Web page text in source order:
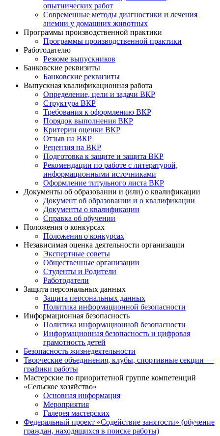
опытнических работ
Современные методы диагностики и лечения
анемии у домашних животных
Программы производственной практики
Программы производственной практики
Работодателю
Резюме выпускников
Банковские реквизиты
Банковские реквизиты
Выпускная квалификационная работа
Определение, цели и задачи ВКР
Структура ВКР
Требования к оформлению ВКР
Порядок выполнения ВКР
Критерии оценки ВКР
Отзыв на ВКР
Рецензия на ВКР
Подготовка к защите и защита ВКР
Рекомендации по работе с литературой,
информационными источниками
Оформление титульного листа ВКР
Документы об образовании и (или) о квалификации
Документ об образовании и о квалификации
Документы о квалификации
Справка об обучении
Положения о конкурсах
Положения о конкурсах
Независимая оценка деятельности организации
Экспертные советы
Общественные организации
Студенты и Родители
Работодатели
Защита персональных данных
Защита персональных данных
Политика информационной безопасности
Информационная безопасность
Политика информационной безопасности
Информационная безопасность и цифровая
грамотность детей
Безопасность жизнедеятельности
Творческие объединения, клубы, спортивные секции —
графики работы
Мастерские по приоритетной группе компетенций
«Сельское хозяйство»
Основная информация
Мероприятия
Галерея мастерских
Федеральный проект «Содействие занятости» (обучение
граждан, находящихся в поиске работы)